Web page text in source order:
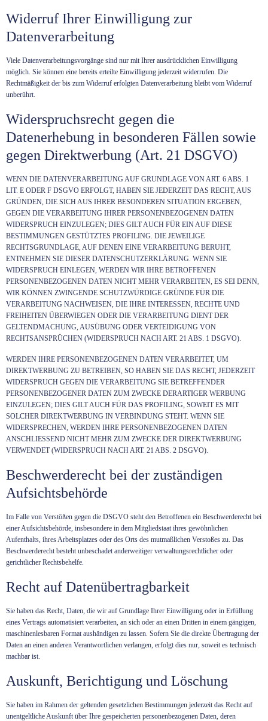
Widerruf Ihrer Einwilligung zur
Datenverarbeitung
Viele Datenverarbeitungsvorgänge sind nur mit Ihrer ausdrücklichen Einwilligung
möglich. Sie können eine bereits erteilte Einwilligung jederzeit widerrufen. Die
Rechtmäßigkeit der bis zum Widerruf erfolgten Datenverarbeitung bleibt vom Widerruf
unberührt.
Widerspruchsrecht gegen die
Datenerhebung in besonderen Fällen sowie
gegen Direktwerbung (Art. 21 DSGVO)
WENN DIE DATENVERARBEITUNG AUF GRUNDLAGE VON ART. 6 ABS. 1
LIT. E ODER F DSGVO ERFOLGT, HABEN SIE JEDERZEIT DAS RECHT, AUS
GRÜNDEN, DIE SICH AUS IHRER BESONDEREN SITUATION ERGEBEN,
GEGEN DIE VERARBEITUNG IHRER PERSONENBEZOGENEN DATEN
WIDERSPRUCH EINZULEGEN; DIES GILT AUCH FÜR EIN AUF DIESE
BESTIMMUNGEN GESTÜTZTES PROFILING. DIE JEWEILIGE
RECHTSGRUNDLAGE, AUF DENEN EINE VERARBEITUNG BERUHT,
ENTNEHMEN SIE DIESER DATENSCHUTZERKLÄRUNG. WENN SIE
WIDERSPRUCH EINLEGEN, WERDEN WIR IHRE BETROFFENEN
PERSONENBEZOGENEN DATEN NICHT MEHR VERARBEITEN, ES SEI DENN,
WIR KÖNNEN ZWINGENDE SCHUTZWÜRDIGE GRÜNDE FÜR DIE
VERARBEITUNG NACHWEISEN, DIE IHRE INTERESSEN, RECHTE UND
FREIHEITEN ÜBERWIEGEN ODER DIE VERARBEITUNG DIENT DER
GELTENDMACHUNG, AUSÜBUNG ODER VERTEIDIGUNG VON
RECHTSANSPRÜCHEN (WIDERSPRUCH NACH ART. 21 ABS. 1 DSGVO).
WERDEN IHRE PERSONENBEZOGENEN DATEN VERARBEITET, UM
DIREKTWERBUNG ZU BETREIBEN, SO HABEN SIE DAS RECHT, JEDERZEIT
WIDERSPRUCH GEGEN DIE VERARBEITUNG SIE BETREFFENDER
PERSONENBEZOGENER DATEN ZUM ZWECKE DERARTIGER WERBUNG
EINZULEGEN; DIES GILT AUCH FÜR DAS PROFILING, SOWEIT ES MIT
SOLCHER DIREKTWERBUNG IN VERBINDUNG STEHT. WENN SIE
WIDERSPRECHEN, WERDEN IHRE PERSONENBEZOGENEN DATEN
ANSCHLIESSEND NICHT MEHR ZUM ZWECKE DER DIREKTWERBUNG
VERWENDET (WIDERSPRUCH NACH ART. 21 ABS. 2 DSGVO).
Beschwerde­recht bei der zuständigen
Aufsichts­behörde
Im Falle von Verstößen gegen die DSGVO steht den Betroffenen ein Beschwerderecht bei
einer Aufsichtsbehörde, insbesondere in dem Mitgliedstaat ihres gewöhnlichen
Aufenthalts, ihres Arbeitsplatzes oder des Orts des mutmaßlichen Verstoßes zu. Das
Beschwerderecht besteht unbeschadet anderweitiger verwaltungsrechtlicher oder
gerichtlicher Rechtsbehelfe.
Recht auf Daten­übertrag­barkeit
Sie haben das Recht, Daten, die wir auf Grundlage Ihrer Einwilligung oder in Erfüllung
eines Vertrags automatisiert verarbeiten, an sich oder an einen Dritten in einem gängigen,
maschinenlesbaren Format aushändigen zu lassen. Sofern Sie die direkte Übertragung der
Daten an einen anderen Verantwortlichen verlangen, erfolgt dies nur, soweit es technisch
machbar ist.
Auskunft, Berichtigung und Löschung
Sie haben im Rahmen der geltenden gesetzlichen Bestimmungen jederzeit das Recht auf
unentgeltliche Auskunft über Ihre gespeicherten personenbezogenen Daten, deren